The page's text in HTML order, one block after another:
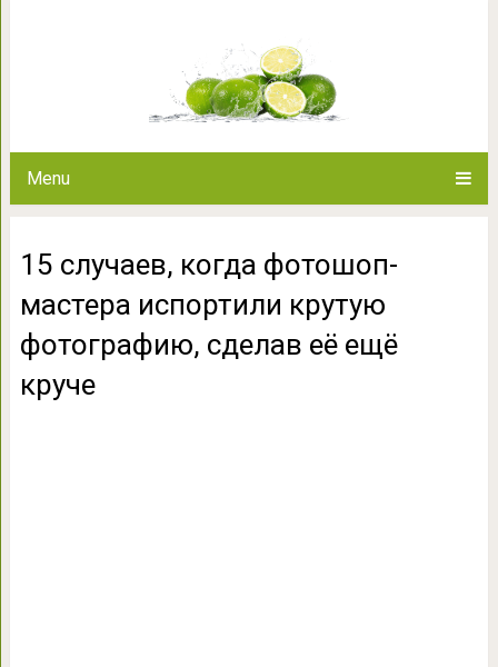
Menu
фотографию,
15 случаев, когда фотошоп-
мастера испортили крутую
фотографию, сделав её ещё
круче